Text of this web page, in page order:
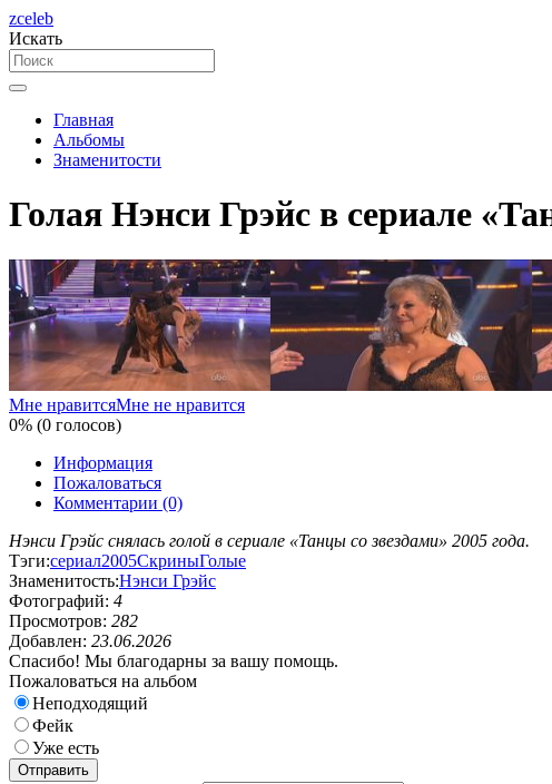
zceleb
Искать
Главная
Альбомы
Знаменитости
Голая Нэнси Грэйс в сериале
Мне нравитсяМне не нравится
0% (0 голосов)
Информация
Пожаловаться
Комментарии (0)
Нэнси Грэйс снялась голой в сериале «Танцы со звездами» 2005 года.
Тэги:сериал2005СкриныГолые
Знаменитость:Нэнси Грэйс
Фотографий: 4
Просмотров: 282
Добавлен: 23.06.2026
Спасибо! Мы благодарны за вашу помощь.
Пожаловаться на альбом
Неподходящий
Фейк
Уже есть